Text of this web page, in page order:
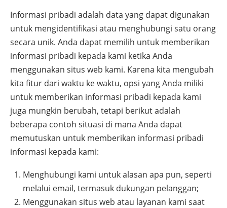
Informasi pribadi adalah data yang dapat digunakan
untuk mengidentifikasi atau menghubungi satu orang
secara unik. Anda dapat memilih untuk memberikan
informasi pribadi kepada kami ketika Anda
menggunakan situs web kami. Karena kita mengubah
kita fitur dari waktu ke waktu, opsi yang Anda miliki
untuk memberikan informasi pribadi kepada kami
juga mungkin berubah, tetapi berikut adalah
beberapa contoh situasi di mana Anda dapat
memutuskan untuk memberikan informasi pribadi
informasi kepada kami:
Menghubungi kami untuk alasan apa pun, seperti
melalui email, termasuk dukungan pelanggan;
Menggunakan situs web atau layanan kami saat